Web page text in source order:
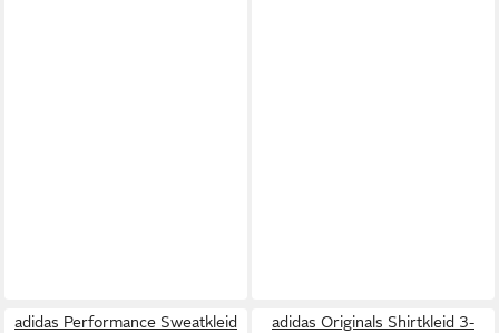
adidas Performance Sweatkleid adidas Originals Shirtkleid 3-